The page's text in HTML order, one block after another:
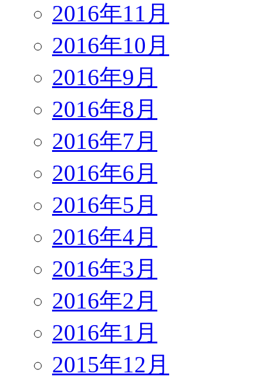
2016年11月
2016年10月
2016年9月
2016年8月
2016年7月
2016年6月
2016年5月
2016年4月
2016年3月
2016年2月
2016年1月
2015年12月